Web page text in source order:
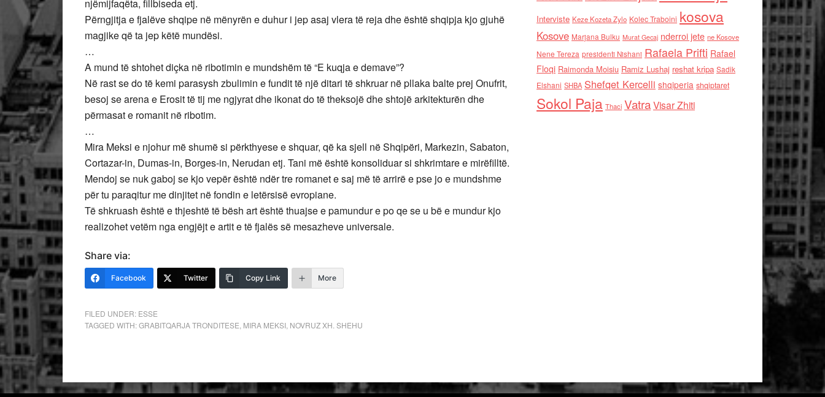
njëmijfaqëta, fillbiseda etj.
Përngjitja e fjalëve shqipe në mënyrën e duhur i jep asaj vlera të reja dhe është shqipja kjo gjuhë
magjike që ta jep këtë mundësi.
…
A mund të shtohet diçka në ribotimin e mundshëm të “E kuqja e demave”?
Në rast se do të kemi parasysh zbulimin e fundit të një ditari të shkruar në pllaka balte prej Onufrit,
besoj se arena e Erosit të tij me ngjyrat dhe ikonat do të theksojë dhe shtojë arkitekturën dhe
përmasat e romanit në ribotim.
…
Mira Meksi e njohur më shumë si përkthyese e shquar, që ka sjell në Shqipëri, Markezin, Sabaton,
Cortazar-in, Dumas-in, Borges-in, Nerudan etj. Tani më është konsoliduar si shkrimtare e mirëfilltë.
Mendoj se nuk gaboj se kjo vepër është ndër tre romanet e saj më të arrirë e pse jo e mundshme
për tu paraqitur me dinjitet në fondin e letërsisë evropiane.
Të shkruash është e thjeshtë të bësh art është thuajse e pamundur e po qe se u bë e mundur kjo
realizohet vetëm nga engjëjt e artit e të fjalës së mesazheve universale.
Share via:
Facebook Twitter Copy Link More
FILED UNDER: ESSE
TAGGED WITH:GRABITQARJA TRONDITESE MIRA MEKSI NOVRUZ XH. SHEHU
Interviste Keze Kozeta Zylo Kolec Traboini kosova
Kosove Marjana Bulku Murat Gecaj nderroi jete ne Kosove
Nene Tereza presidenti Nishani Rafaela Prifti Rafael
Floqi Raimonda Moisiu Ramiz Lushaj reshat kripa Sadik
Elshani SHBA Shefqet Kercelli shqiperia shqiptaret
Sokol Paja Thaci VatraVisar Zhiti